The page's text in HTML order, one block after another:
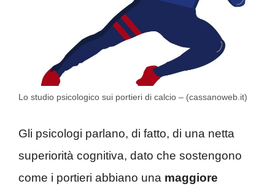
Lo studio psicologico sui portieri di calcio – (cassanoweb.it)
Gli psicologi parlano, di fatto, di una netta
superiorità cognitiva, dato che sostengono
come i portieri abbiano una maggiore